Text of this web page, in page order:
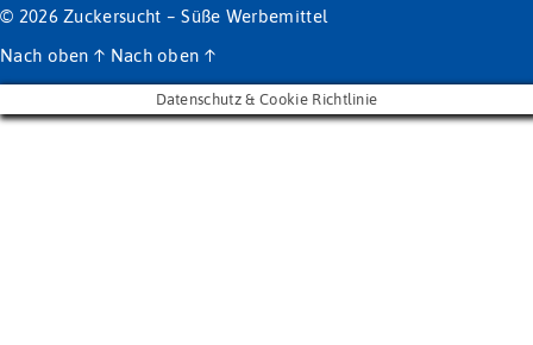
© 2026 Zuckersucht – Süße Werbemittel
Nach oben↑ Nach oben ↑
Datenschutz & Cookie Richtlinie